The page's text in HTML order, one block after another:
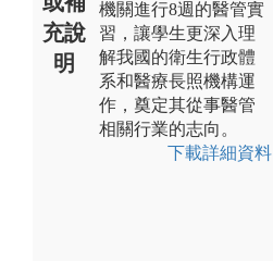
充說
明
機關進行8週的醫管實
習，讓學生更深入理
解我國的衛生行政體
系和醫療長照機構運
作，奠定其從事醫管
相關行業的志向。
下載詳細資料